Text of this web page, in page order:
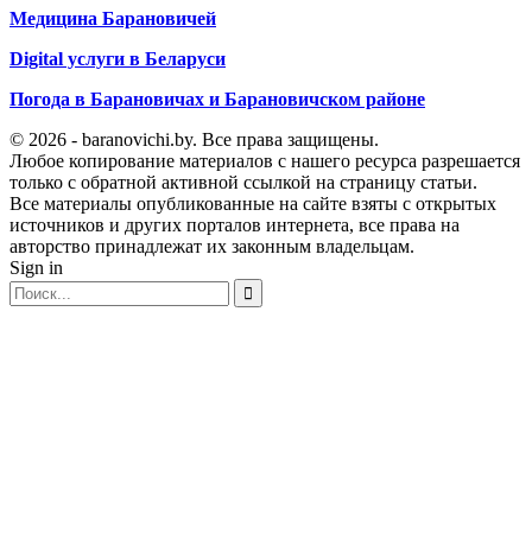
Медицина Барановичей
Digital услуги в Беларуси
Погода в Барановичах и Барановичском районе
© 2026 - baranovichi.by. Все права защищены.
Любое копирование материалов с нашего ресурса разрешается
только с обратной активной ссылкой на страницу статьи.
Все материалы опубликованные на сайте взяты с открытых
источников и других порталов интернета, все права на
авторство принадлежат их законным владельцам.
Sign in